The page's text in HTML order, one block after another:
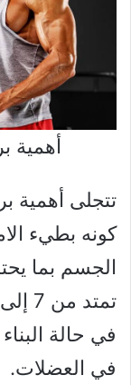
أهمية
تتجلى أهمية
كونه بطيء
الجسم بما
في حالة
في العضلات.